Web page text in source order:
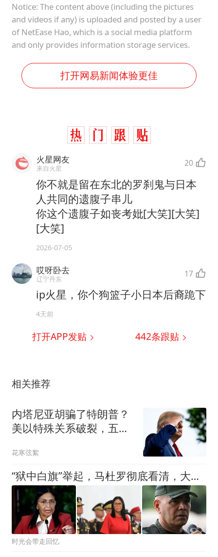
Notice: The content above (including the pictures
and videos if any) is uploaded and posted by a user
of NetEase Hao, which is a social media platform
and only provides information storage services.
打开网易新闻体验更佳
火星网友
来自火星 20
你不就是留在东北的罗刹鬼与日本
人共同的遗腹子串儿
你这个遗腹子如丧考妣[大笑][大笑]
[大笑]
2026-07-05
哎呀卧去
辽宁丹东 17
ip火星，你个狗篮子小日本后裔跪下
4天前
打开APP发贴 442条跟贴
相关推荐
内塔尼亚胡骗了特朗普？
美以特殊关系破裂，五个
花寒弦絮
“狱中白旗”举起，马杜罗彻底看清，大国博弈下谁才是真主子
时光会带走回忆